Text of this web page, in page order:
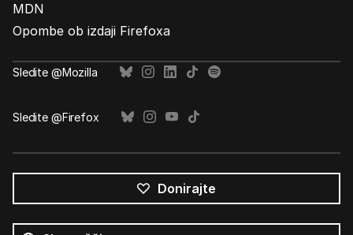
MDN
Opombe ob izdaji Firefoxa
Sledite @Mozilla
Sledite @Firefox
Donirajte
jeziki
Jezik